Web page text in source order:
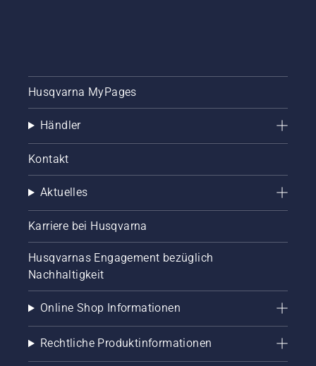
Husqvarna MyPages
Händler
Kontakt
Aktuelles
Karriere bei Husqvarna
Husqvarnas Engagement bezüglich
Nachhaltigkeit
Online Shop Informationen
Rechtliche Produktinformationen